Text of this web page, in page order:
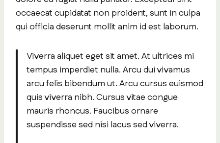
occaecat cupidatat non proident, sunt in culpa
qui officia deserunt mollit anim id est laborum.
Viverra aliquet eget sit amet. At ultrices mi
tempus imperdiet nulla. Arcu dui vivamus
arcu felis bibendum ut. Arcu cursus euismod
quis viverra nibh. Cursus vitae congue
mauris rhoncus. Faucibus ornare
suspendisse sed nisi lacus sed viverra.